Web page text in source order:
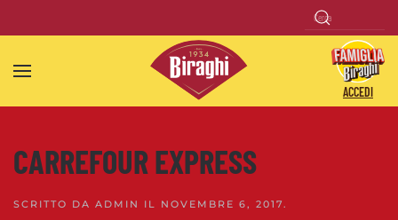
Skip to main content
ACCEDI
CARREFOUR EXPRESS
SCRITTO DA ADMIN IL NOVEMBRE 6, 2017.